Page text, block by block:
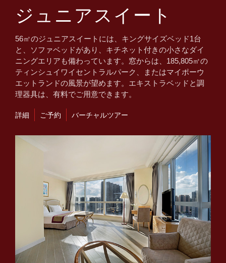
ジュニアスイート
56㎡のジュニアスイートには、キングサイズベッド1台
と、ソファベッドがあり、キチネット付きの小さなダイ
ニングエリアも備わっています。窓からは、185,805㎡の
ティンシュイワイセントラルパーク、またはマイポーウ
エットランドの風景が望めます。エキストラベッドと調
理器具は、有料でご用意できます。
詳細 ご予約 バーチャルツアー